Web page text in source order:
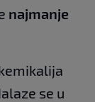
najmanje
se u